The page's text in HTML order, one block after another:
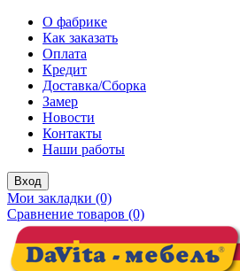
О фабрике
Как заказать
Оплата
Кредит
Доставка/Сборка
Замер
Новости
Контакты
Наши работы
Вход
Мои закладки (0)
Сравнение товаров (0)